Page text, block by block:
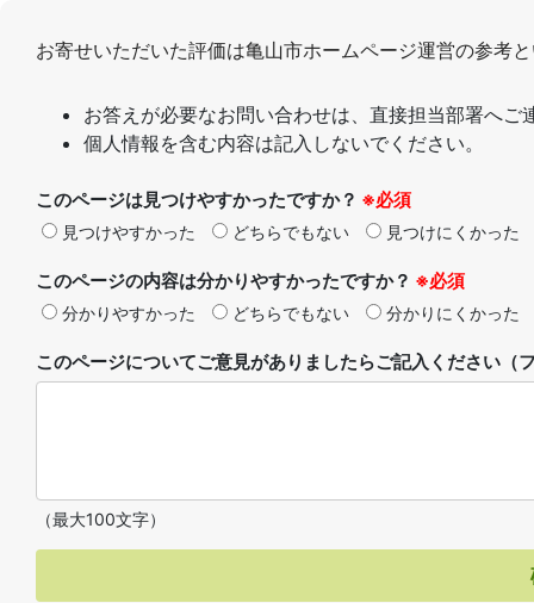
お寄せいただいた評価は亀山市ホームページ運営の参考
お答えが必要なお問い合わせは、直接担当部署へご
個人情報を含む内容は記入しないでください。
このページは見つけやすかったですか？ ※必須
見つけやすかった どちらでもない 見つけにくかった
このページの内容は分かりやすかったですか？ ※必須
分かりやすかった どちらでもない 分かりにくかった
このページについてご意見がありましたらご記入ください
（最大100文字）